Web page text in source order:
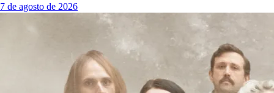
7 de agosto de 2026